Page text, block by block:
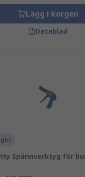
Lägg i korgen
Datablad
Spännverktyg för